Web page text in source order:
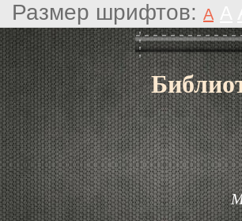
Размер шрифтов: A